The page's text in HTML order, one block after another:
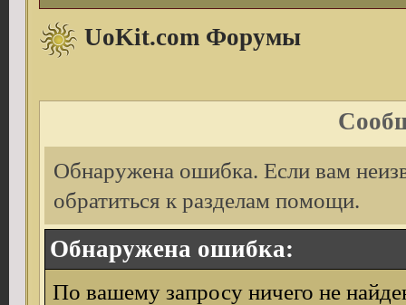
UoKit.com Форумы
Обнаружена ошибка. Если вам
обратиться к разделам помощи.
Обнаружена ошибка:
По вашему запросу ничего не